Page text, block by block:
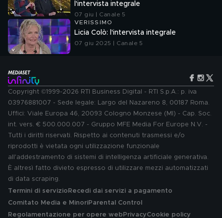
l'intervista integrale
07 giu | Canale 5
VERISSIMO
Licia Colò: l'intervista integrale
07 giu 2025 | Canale 5
Copyright ©1999-2026 RTI Business Digital - RTI S.p.A.: p. iva
03976881007 - Sede legale: Largo del Nazareno 8, 00187 Roma.
Uffici: Viale Europa 46, 20093 Cologno Monzese (MI) - Cap. Soc.
int. vers. € 500.000.007 - Gruppo MFE Media For Europe N.V. -
Tutti i diritti riservati. Rispetto ai contenuti trasmessi e/o
riprodotti è vietata ogni utilizzazione funzionale
all'addestramento di sistemi di intelligenza artificiale generativa.
È altresì fatto divieto espresso di utilizzare mezzi automatizzati
di data scraping.
Termini di servizio Recedi dai servizi a pagamento
Comitato Media e MinoriParental Control
Regolamentazione per opere web PrivacyCookie policy